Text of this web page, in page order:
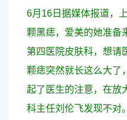
6月16日据媒体报道，
颗黑痣，爱美的她准备
第四医院皮肤科，想请
颗痣突然就长这么大了
起了医生的注意，在放
科主任刘伦飞发现不对。